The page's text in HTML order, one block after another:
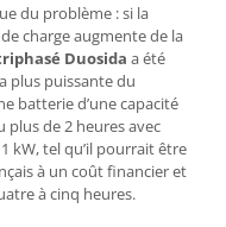
du problème : si la
charge augmente de la
Duosida a été
plus puissante du
batterie d’une capacité
plus de 2 heures avec
kW, tel qu’il pourrait être
à un coût financier et
à cinq heures.